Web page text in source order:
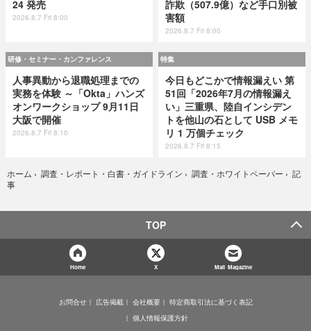
24 発売
2026.8.7 Fri 8:00
詐欺（507.9億）など手口別被
害額
2026.8.7 Fri 8:00
研修・セミナー・カンファレンス
人事異動から退職処理までの
実務を体験 ～「Okta」ハンズ
オンワークショップ 9月11日
大阪で開催
2026.8.7 Fri 8:10
特集
今日もどこかで情報漏えい 第
51回「2026年7月の情報漏え
い」三重県、陸自インシデン
トを他山の石として USB メモ
リ 1 万個チェック
2026.8.7 Fri 8:15
ホーム › 調査・レポート・白書・ガイドライン › 調査・ホワイトペーパー › 記
事
TOP
Home X Mail Magazine
お問合せ 広告掲載 会社概要
特定商取引法に基づく表記
個人情報保護方針